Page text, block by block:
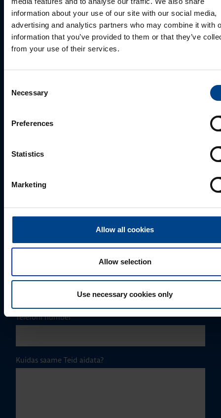
information about your use of our site with our social media,
advertising and analytics partners who may combine it with
information that you’ve provided to them or that they’ve
from your use of their services.
Selection
Necessary
Preferences
Statistics
Marketing
Allow all cookies
Allow selection
Use necessary cookies only
Perekonnanimi
E-post*
Telefoni number
Kuidas saame Teid aidata?